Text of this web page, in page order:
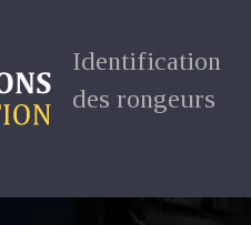
Identification
des rongeurs